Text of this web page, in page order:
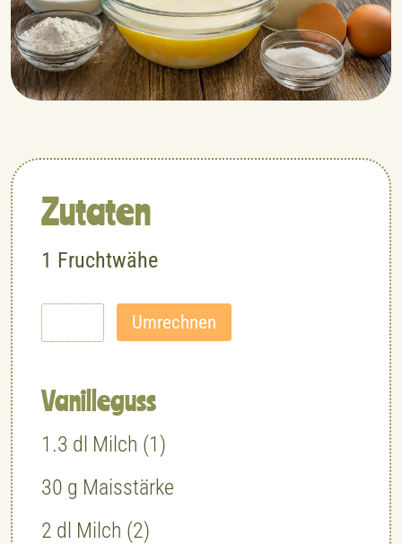
Zutaten
1 Fruchtwähe
Vanilleguss
1.3 dl Milch (1)
30 g Maisstärke
2 dl Milch (2)